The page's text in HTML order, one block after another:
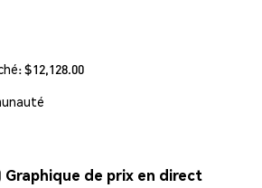
$12,128.00
Graphique de prix en direct